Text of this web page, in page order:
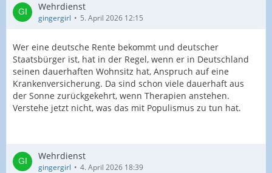
Wehrdienst
gingergirl 5. April 2026 12:15
Wer eine deutsche Rente bekommt und deutscher
Staatsbürger ist, hat in der Regel, wenn er in Deutschland
seinen dauerhaften Wohnsitz hat, Anspruch auf eine
Krankenversicherung. Da sind schon viele dauerhaft aus
der Sonne zurückgekehrt, wenn Therapien anstehen.
Verstehe jetzt nicht, was das mit Populismus zu tun hat.
Wehrdienst
gingergirl 4. April 2026 18:39